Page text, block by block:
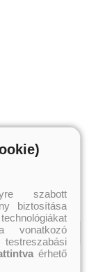
szabott
biztosítása
vonatkozó
érhető